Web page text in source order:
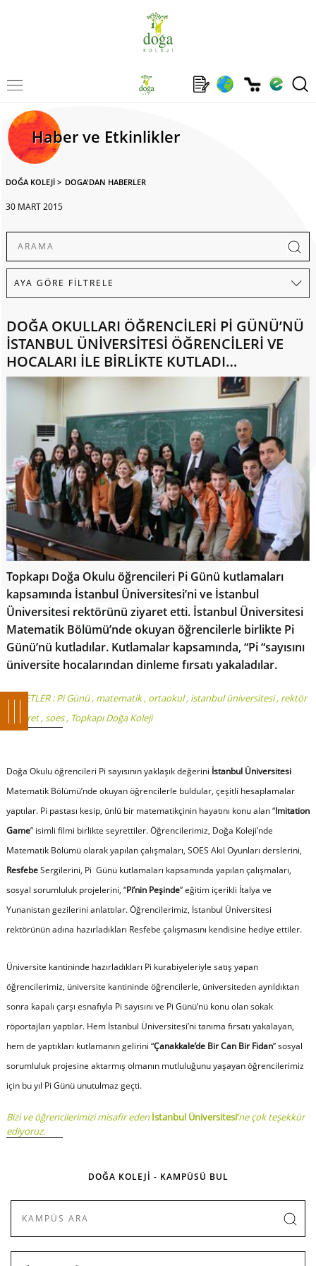
Haber ve Etkinlikler
DOĞA KOLEJİ > DOGA'DAN HABERLER
30 MART 2015
DOĞA OKULLARI ÖĞRENCİLERİ Pİ GÜNÜ’NÜ
İSTANBUL ÜNİVERSİTESİ ÖĞRENCİLERİ VE
HOCALARI İLE BİRLİKTE KUTLADI…
Topkapı Doğa Okulu öğrencileri Pi Günü kutlamaları
kapsamında İstanbul Üniversitesi’ni ve İstanbul
Üniversitesi rektörünü ziyaret etti. İstanbul Üniversitesi
Matematik Bölümü’nde okuyan öğrencilerle birlikte Pi
Günü’nü kutladılar. Kutlamalar kapsamında, “Pi “sayısını
üniversite hocalarından dinleme fırsatı yakaladılar.
ETİKETLER :Pi Günü, matematik, ortaokul, istanbul üniversitesi, rektör
ziyaret,soes, Topkapı Doğa Koleji
Doğa Okulu öğrencileri Pi sayısının yaklaşık değerini İstanbul Üniversitesi
Matematik Bölümü’nde okuyan öğrencilerle buldular, çeşitli hesaplamalar
yaptılar. Pi pastası kesip, ünlü bir matematikçinin hayatını konu alan “Imitation
Game” isimli filmi birlikte seyrettiler. Öğrencilerimiz, Doğa Koleji’nde
Matematik Bölümü olarak yapılan çalışmaları, SOES Akıl Oyunları derslerini,
ResfebeSergilerini, Pi Günü kutlamaları kapsamında yapılan çalışmaları,
sosyal sorumluluk projelerini, “Pi’nin Peşinde” eğitim içerikli İtalya ve
Yunanistan gezilerini anlattılar. Öğrencilerimiz, İstanbul Üniversitesi
rektörünün adına hazırladıkları Resfebe çalışmasını kendisine hediye ettiler.
Üniversite kantininde hazırladıkları Pi kurabiyeleriyle satış yapan
öğrencilerimiz, üniversite kantininde öğrencilerle, üniversiteden ayrıldıktan
sonra kapalı çarşı esnafıyla Pi sayısını ve Pi Günü’nü konu olan sokak
röportajları yaptılar. Hem İstanbul Üniversitesi’ni tanıma fırsatı yakalayan,
hem de yaptıkları kutlamanın gelirini “Çanakkale’de Bir Can Bir Fidan” sosyal
sorumluluk projesine aktarmış olmanın mutluluğunu yaşayan öğrencilerimiz
için bu yıl Pi Günü unutulmaz geçti.
Bizi ve öğrencilerimizi misafir edenİstanbul Üniversitesi’ne çok teşekkür
ediyoruz.
DOĞA KOLEJİ - KAMPÜSÜ BUL